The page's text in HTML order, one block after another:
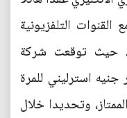
مع القنوات التلفزيونية
حيث توقعت شركة
جنيه استرليني للمرة
وتحديدا خلال